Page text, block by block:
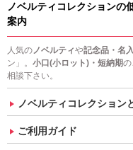
ノベルティコレクションの
案内
人気のノベルティや記念品・名
ン」。 小口(小ロット)・短納期
相談下さい。
ノベルティコレクション
ご利用ガイド